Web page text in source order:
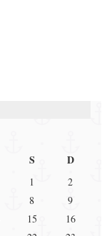
S D
1
2
8
9
15
16